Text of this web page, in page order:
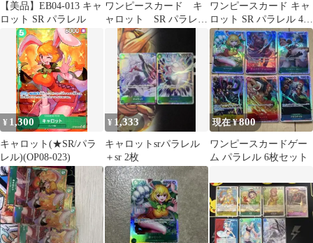
【美品】EB04-013 キャ
ロット SR パラレル
ワンピースカード キ
ャロット SR パラレ
ル OP08-023
ワンピースカード キャ
ロット SR パラレル 4枚
op08 二つの伝説 1
¥ 1,300
キャロット(★SR/パラ
レル)(OP08-023)
¥ 1,333
キャロットsrパラレル
＋sr 2枚
現在 ¥800
ワンピースカードゲー
ム パラレル 6枚セット